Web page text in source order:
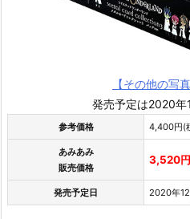
【その他の写
発売予定は2020年
参考価格 4,400円(
あみあみ
販売価格
3,520
発売予定日 2020年